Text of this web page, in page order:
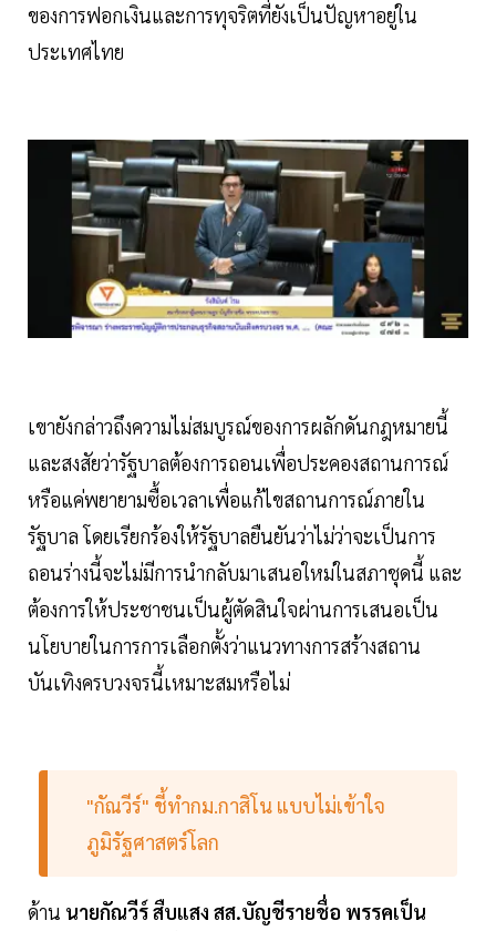
ของการฟอกเงินและการทุจริตที่ยังเป็นปัญหาอยู่ใน
ประเทศไทย
เขายังกล่าวถึงความไม่สมบูรณ์ของการผลักดันกฎหมายนี้
และสงสัยว่ารัฐบาลต้องการถอนเพื่อประคองสถานการณ์
หรือแค่พยายามซื้อเวลาเพื่อแก้ไขสถานการณ์ภายใน
รัฐบาล โดยเรียกร้องให้รัฐบาลยืนยันว่าไม่ว่าจะเป็นการ
ถอนร่างนี้จะไม่มีการนำกลับมาเสนอใหม่ในสภาชุดนี้ และ
ต้องการให้ประชาชนเป็นผู้ตัดสินใจผ่านการเสนอเป็น
นโยบายในการการเลือกตั้งว่าแนวทางการสร้างสถาน
บันเทิงครบวงจรนี้เหมาะสมหรือไม่
"กัณวีร์" ชี้ทำกม.กาสิโน แบบไม่เข้าใจ
ภูมิรัฐศาสตร์โลก
ด้าน นายกัณวีร์ สืบแสง สส.บัญชีรายชื่อ พรรคเป็น